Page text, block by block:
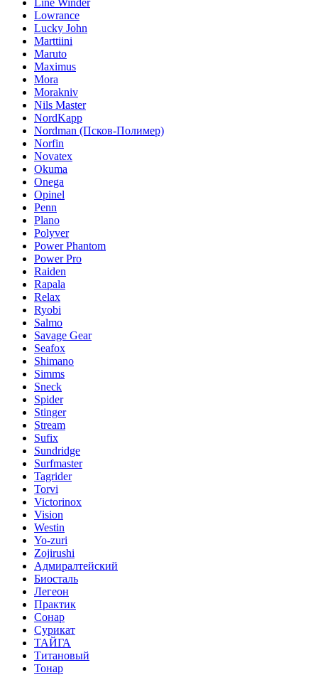
Line Winder
Lowrance
Lucky John
Marttiini
Maruto
Maximus
Mora
Morakniv
Nils Master
NordKapp
Nordman (Псков-Полимер)
Norfin
Novatex
Okuma
Onega
Opinel
Penn
Plano
Polyver
Power Phantom
Power Pro
Raiden
Rapala
Relax
Ryobi
Salmo
Savage Gear
Seafox
Shimano
Simms
Sneck
Spider
Stinger
Stream
Sufix
Sundridge
Surfmaster
Tagrider
Torvi
Victorinox
Vision
Westin
Yo-zuri
Zojirushi
Адмиралтейский
Биосталь
Легеон
Практик
Сонар
Сурикат
ТАЙГА
Титановый
Тонар